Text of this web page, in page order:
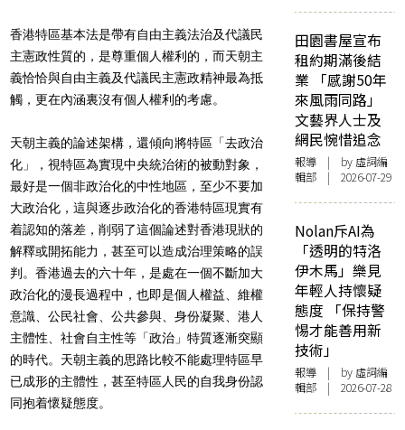
香港特區基本法是帶有自由主義法治及代議民
主憲政性質的，是尊重個人權利的，而天朝主
義恰恰與自由主義及代議民主憲政精神最為抵
觸，更在內涵裏沒有個人權利的考慮。
天朝主義的論述架構，還傾向將特區「去政治
化」，視特區為實現中央統治術的被動對象，
最好是一個非政治化的中性地區，至少不要加
大政治化，這與逐步政治化的香港特區現實有
着認知的落差，削弱了這個論述對香港現狀的
解釋或開拓能力，甚至可以造成治理策略的誤
判。香港過去的六十年，是處在一個不斷加大
政治化的漫長過程中，也即是個人權益、維權
意識、公民社會、公共參與、身份凝聚、港人
主體性、社會自主性等「政治」特質逐漸突顯
的時代。天朝主義的思路比較不能處理特區早
已成形的主體性，甚至特區人民的自我身份認
同抱着懷疑態度。
田園書屋宣布
租約期滿後結
業 「感謝50年
來風雨同路」
文藝界人士及
網民惋惜追念
報導 | by 虛詞編
輯部 | 2026-07-29
Nolan斥AI為
「透明的特洛
伊木馬」樂見
年輕人持懷疑
態度 「保持警
惕才能善用新
技術」
報導 | by 虛詞編
輯部 | 2026-07-28